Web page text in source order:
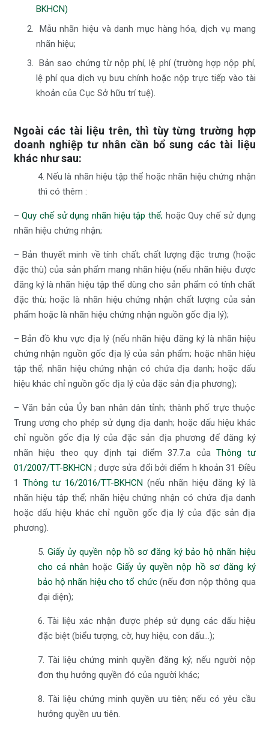
BKHCN)
Mẫu nhãn hiệu và danh mục hàng hóa, dịch vụ mang
nhãn hiệu;
Bản sao chứng từ nộp phí, lệ phí (trường hợp nộp phí,
lệ phí qua dịch vụ bưu chính hoặc nộp trực tiếp vào tài
khoản của Cục Sở hữu trí tuệ).
Ngoài các tài liệu trên, thì tùy từng trường hợp
doanh nghiệp tư nhân cần bổ sung các tài liệu
khác như sau:
4. Nếu là nhãn hiệu tập thể hoặc nhãn hiệu chứng nhận
thì có thêm :
–Quy chế sử dụng nhãn hiệu tập thể; hoặc Quy chế sử dụng
nhãn hiệu chứng nhận;
– Bản thuyết minh về tính chất; chất lượng đặc trưng (hoặc
đặc thù) của sản phẩm mang nhãn hiệu (nếu nhãn hiệu được
đăng ký là nhãn hiệu tập thể dùng cho sản phẩm có tính chất
đặc thù; hoặc là nhãn hiệu chứng nhận chất lượng của sản
phẩm hoặc là nhãn hiệu chứng nhận nguồn gốc địa lý);
– Bản đồ khu vực địa lý (nếu nhãn hiệu đăng ký là nhãn hiệu
chứng nhận nguồn gốc địa lý của sản phẩm; hoặc nhãn hiệu
tập thể; nhãn hiệu chứng nhận có chứa địa danh; hoặc dấu
hiệu khác chỉ nguồn gốc địa lý của đặc sản địa phương);
– Văn bản của Ủy ban nhân dân tỉnh; thành phố trực thuộc
Trung ương cho phép sử dụng địa danh; hoặc dấu hiệu khác
chỉ nguồn gốc địa lý của đặc sản địa phương để đăng ký
nhãn hiệu theo quy định tại điểm 37.7.a của Thông tư
01/2007/TT-BKHCN ; được sửa đổi bởi điểm h khoản 31 Điều
1 Thông tư 16/2016/TT-BKHCN (nếu nhãn hiệu đăng ký là
nhãn hiệu tập thể; nhãn hiệu chứng nhận có chứa địa danh
hoặc dấu hiệu khác chỉ nguồn gốc địa lý của đặc sản địa
phương).
5. Giấy ủy quyền nộp hồ sơ đăng ký bảo hộ nhãn hiệu
cho cá nhân hoặc Giấy ủy quyền nộp hồ sơ đăng ký
bảo hộ nhãn hiệu cho tổ chức(nếu đơn nộp thông qua
đại diện);
6. Tài liệu xác nhận được phép sử dụng các dấu hiệu
đặc biệt (biểu tượng, cờ, huy hiệu, con dấu…);
7. Tài liệu chứng minh quyền đăng ký; nếu người nộp
đơn thụ hưởng quyền đó của người khác;
8. Tài liệu chứng minh quyền ưu tiên; nếu có yêu cầu
hưởng quyền ưu tiên.